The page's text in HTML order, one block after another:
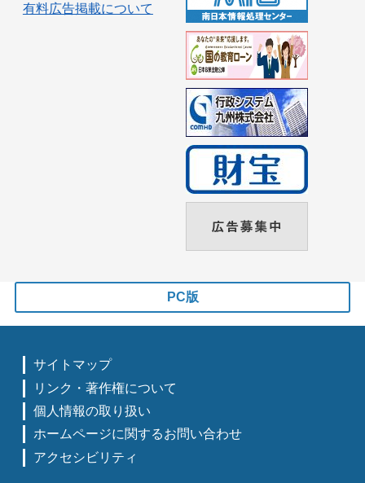
有料広告掲載について
PC版
サイトマップ
リンク・著作権について
個人情報の取り扱い
ホームページに関するお問い合わせ
アクセシビリティ